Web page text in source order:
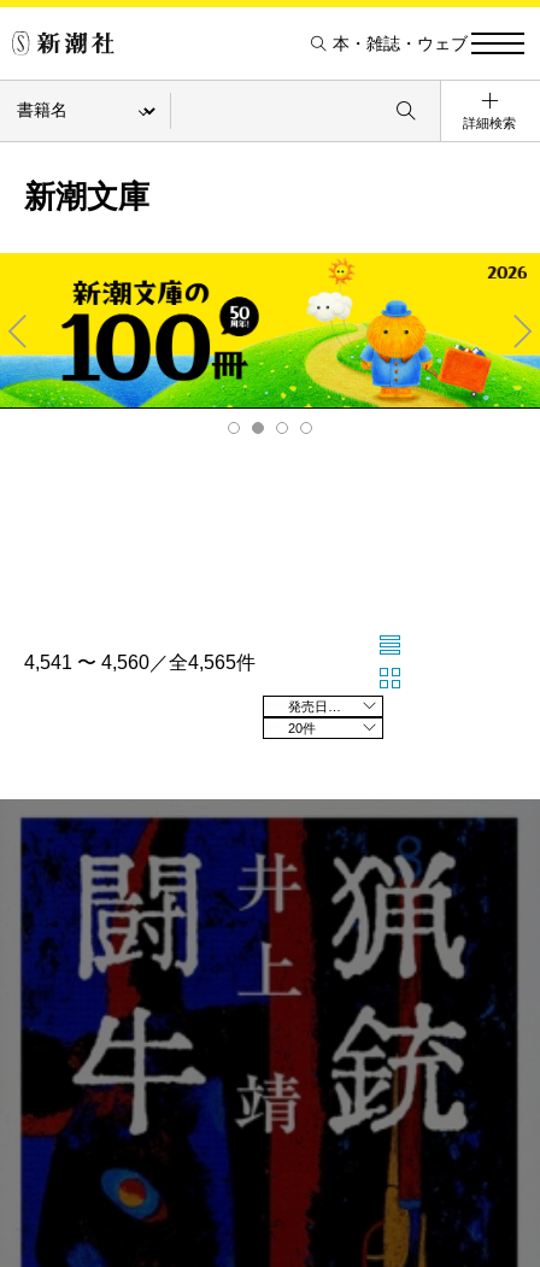
本・雑誌・ウェブ
詳細検索
新潮文庫
Pre
v
Ne
xt
4,541 〜 4,560／全4,565件
20件